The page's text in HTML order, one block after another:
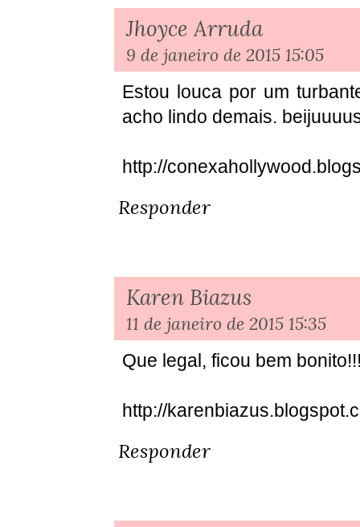
Jhoyce Arruda
9 de janeiro de 2015 15:05
Estou louca por um
acho lindo demais.
http://
Responder
Karen Biazus
11 de janeiro de 2015 15:35
Que legal, ficou bem
http://
Responder